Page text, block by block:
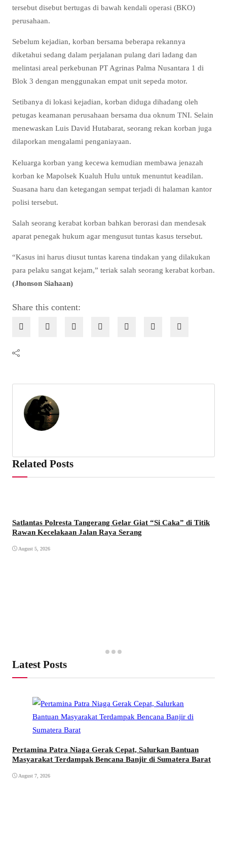
tersebut disebut bertugas di bawah kendali operasi (BKO)
perusahaan.
Sebelum kejadian, korban bersama beberapa rekannya
diketahui sedang dalam perjalanan pulang dari ladang dan
melintasi areal perkebunan PT Agrinas Palma Nusantara 1 di
Blok 3 dengan menggunakan empat unit sepeda motor.
Setibanya di lokasi kejadian, korban diduga dihadang oleh
petugas keamanan perusahaan bersama dua oknum TNI. Selain
menewaskan Luis David Hutabarat, seorang rekan korban juga
dilaporkan mengalami penganiayaan.
Keluarga korban yang kecewa kemudian membawa jenazah
korban ke Mapolsek Kualuh Hulu untuk menuntut keadilan.
Suasana haru dan ketegangan sempat terjadi di halaman kantor
polisi tersebut.
Salah seorang kerabat korban bahkan berorasi dan mendesak
aparat penegak hukum agar mengusut tuntas kasus tersebut.
“Kasus ini harus diusut tuntas karena tindakan yang dilakukan
para pelaku sangat kejam,” teriak salah seorang kerabat korban.
(Jhonson Siahaan)
Share this content:
Related Posts
Satlantas Polresta Tangerang Gelar Giat “Si Caka” di Titik
Rawan Kecelakaan Jalan Raya Serang
August 5, 2026
Latest Posts
Pertamina Patra Niaga Gerak Cepat, Salurkan Bantuan
Masyarakat Terdampak Bencana Banjir di Sumatera Barat
August 7, 2026